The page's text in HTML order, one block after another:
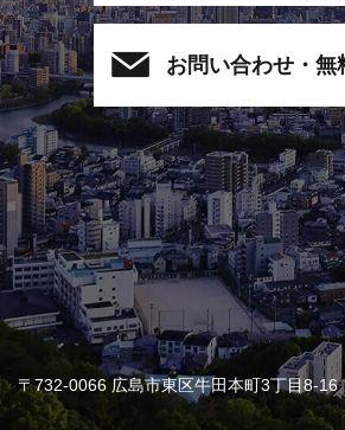
お問い合わせ・無
〒732-0066 広島市東区牛田本町3丁目8-16